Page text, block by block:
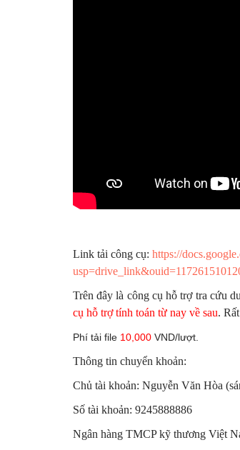
Link tải công cụ: https://
Trên đây là công cụ hỗ trợ tra cứu
cụ hỗ trợ tính toán từ nay về sau.
Phí tải file 10,000 VND/lượt.
Thông tin chuyển khoản:
Chủ tài khoản: Nguyễn Văn Hòa
Số tài khoản: 9245888886
Ngân hàng TMCP kỹ thương Việt